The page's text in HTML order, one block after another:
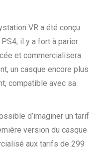
VR a été conçu
il y a fort à parier
et commercialisera
un casque encore plus
, compatible avec sa
d’imaginer un tarif
version du casque
aux tarifs de 299